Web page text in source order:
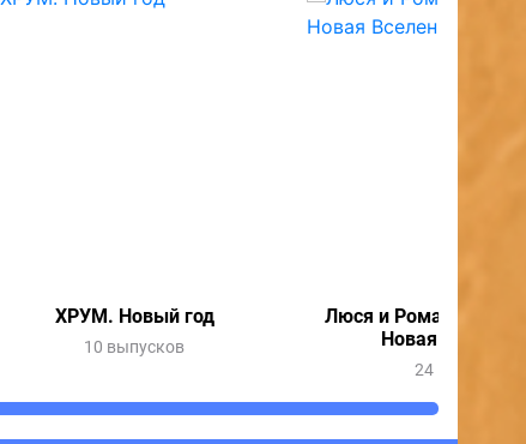
ХРУМ. Новый год
10 выпусков
Люся и Рома спасают
Новая
24 выпуска